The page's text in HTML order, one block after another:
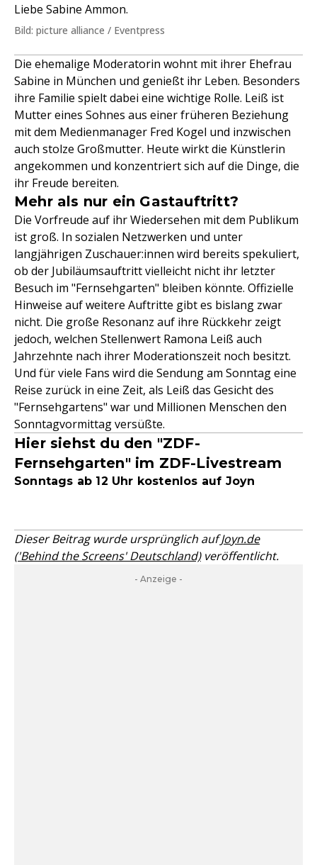
Liebe Sabine Ammon.
Bild: picture alliance / Eventpress
Die ehemalige Moderatorin wohnt mit ihrer Ehefrau
Sabine in München und genießt ihr Leben. Besonders
ihre Familie spielt dabei eine wichtige Rolle. Leiß ist
Mutter eines Sohnes aus einer früheren Beziehung
mit dem Medienmanager Fred Kogel und inzwischen
auch stolze Großmutter. Heute wirkt die Künstlerin
angekommen und konzentriert sich auf die Dinge, die
ihr Freude bereiten.
Mehr als nur ein Gastauftritt?
Die Vorfreude auf ihr Wiedersehen mit dem Publikum
ist groß. In sozialen Netzwerken und unter
langjährigen Zuschauer:innen wird bereits spekuliert,
ob der Jubiläumsauftritt vielleicht nicht ihr letzter
Besuch im "Fernsehgarten" bleiben könnte. Offizielle
Hinweise auf weitere Auftritte gibt es bislang zwar
nicht. Die große Resonanz auf ihre Rückkehr zeigt
jedoch, welchen Stellenwert Ramona Leiß auch
Jahrzehnte nach ihrer Moderationszeit noch besitzt.
Und für viele Fans wird die Sendung am Sonntag eine
Reise zurück in eine Zeit, als Leiß das Gesicht des
"Fernsehgartens" war und Millionen Menschen den
Sonntagvormittag versüßte.
Hier siehst du den "ZDF-
Fernsehgarten" im ZDF-Livestream
Sonntags ab 12 Uhr kostenlos auf Joyn
Dieser Beitrag wurde ursprünglich aufJoyn.de
('Behind the Screens' Deutschland)veröffentlicht.
- Anzeige -